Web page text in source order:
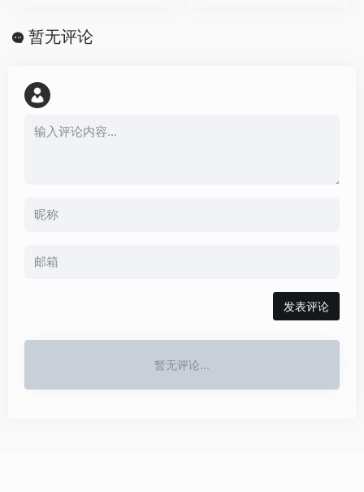
暂无评论
发表评论
暂无评论...